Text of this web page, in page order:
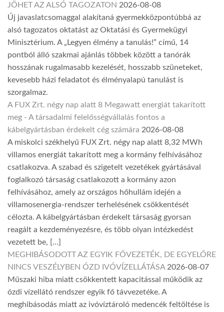
JÖHET AZ ALSÓ TAGOZATON 2026-08-08
Új javaslatcsomaggal alakítaná gyermekközpontúbbá az
alsó tagozatos oktatást az Oktatási és Gyermekügyi
Minisztérium. A „Legyen élmény a tanulás!” című, 14
pontból álló szakmai ajánlás többek között a tanórák
hosszának rugalmasabb kezelését, hosszabb szüneteket,
kevesebb házi feladatot és élményalapú tanulást is
szorgalmaz.
A FUX Zrt. négy nap alatt 8 Megawatt energiát takarított
meg - A társadalmi felelősségvállalás fontos a
kábelgyártásban érdekelt cég számára 2026-08-08
A miskolci székhelyű FUX Zrt. négy nap alatt 8,32 MWh
villamos energiát takarított meg a kormány felhívásához
csatlakozva. A szabad és szigetelt vezetékek gyártásával
foglalkozó társaság csatlakozott a kormány azon
felhívásához, amely az országos hőhullám idején a
villamosenergia-rendszer terhelésének csökkentését
célozta. A kábelgyártásban érdekelt társaság gyorsan
reagált a kezdeményezésre, és több olyan intézkedést
vezetett be, […]
MEGHIBÁSODOTT AZ EGYIK FŐVEZETÉK, DE EGYELŐRE
NINCS VESZÉLYBEN ÓZD IVÓVÍZELLÁTÁSA 2026-08-07
Műszaki hiba miatt csökkentett kapacitással működik az
ózdi vízellátó rendszer egyik fő távvezetéke. A
meghibásodás miatt az ivóvíztároló medencék feltöltése is